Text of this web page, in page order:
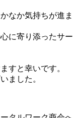
なか気持ちが進ま
に寄り添ったサー
すと幸いです。
ました。